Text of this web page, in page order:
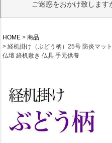
ご迷惑をおかけ致します
HOME
商品
経机掛け（ぶどう柄）25号 防炎マッ
仏壇 経机敷き 仏具 手元供養